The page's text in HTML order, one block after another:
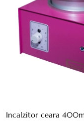
Incalzitor ceara